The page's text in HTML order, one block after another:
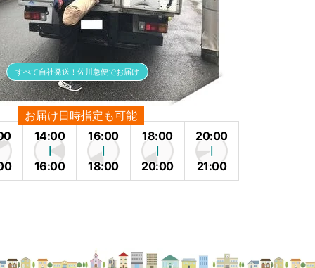
すべて自社発送！佐川急便でお届け
お届け日時指定も可能
14:00
16:00
16:00
18:00
18:00
20:00
20:00
21:00